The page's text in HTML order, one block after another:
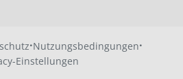
·Nutzungsbedingungen·
Einstellungen